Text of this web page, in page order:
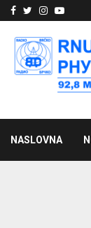
Facebook
Twitter
Instagram
NASLOVNA